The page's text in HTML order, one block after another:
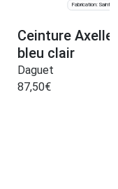
Fabrication: Saint-
Ceinture
bleu clair
Daguet
87,50€